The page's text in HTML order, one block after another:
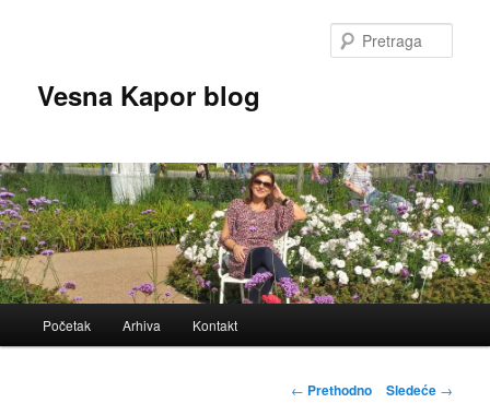
Vesna Kapor blog
izbornik
Početak Arhiva Kontakt
Kretanje
← Prethodno Sledeće →